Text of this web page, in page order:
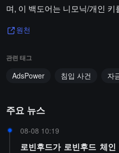
며, 이 백도어는 니모닉/개인 키
원천
관련 태그
AdsPower 침입 사건 자
주요 뉴스
08-08 10:19
로빈후드가 로빈후드 체